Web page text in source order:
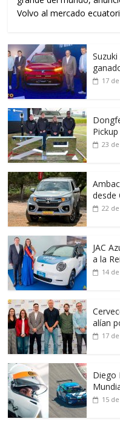
Volvo al mercado
17
23
desde
22
JAC
a la
14
alían
17
Diego
15